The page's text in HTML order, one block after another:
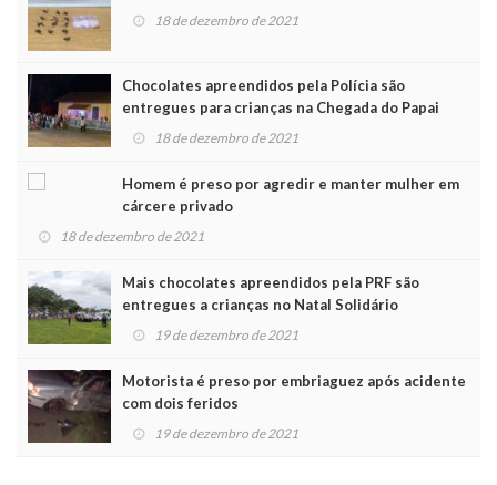
18 de dezembro de 2021
Chocolates apreendidos pela Polícia são
entregues para crianças na Chegada do Papai
Noel 18 de dezembro de 2021
Homem é preso por agredir e manter mulher em
cárcere privado
18 de dezembro de 2021
Mais chocolates apreendidos pela PRF são
entregues a crianças no Natal Solidário
19 de dezembro de 2021
Motorista é preso por embriaguez após acidente
com dois feridos
19 de dezembro de 2021